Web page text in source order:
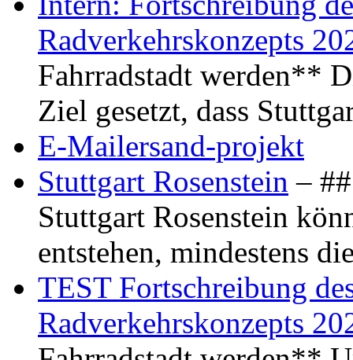
Radverkehrskonzepts
Fahrradstadt werden**
Ziel gesetzt, dass
E-Mailersand-projekt
Stuttgart Rosenstein –
Stuttgart Rosenstein
entstehen, mindestens
TEST Fortschreibung
Radverkehrskonzepts